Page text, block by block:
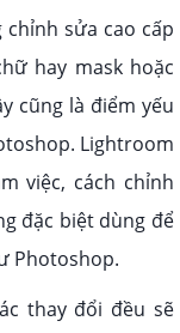
chỉnh sửa cao cấp
hay mask hoặc
cũng là điểm yếu
Lightroom
việc, cách chỉnh
đặc biệt dùng để
Photoshop.
thay đổi đều sẽ